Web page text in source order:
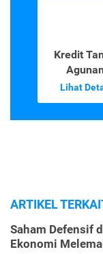
Kredit
Agunan
Lihat
ARTIKEL
Saham Defensif
Ekonomi